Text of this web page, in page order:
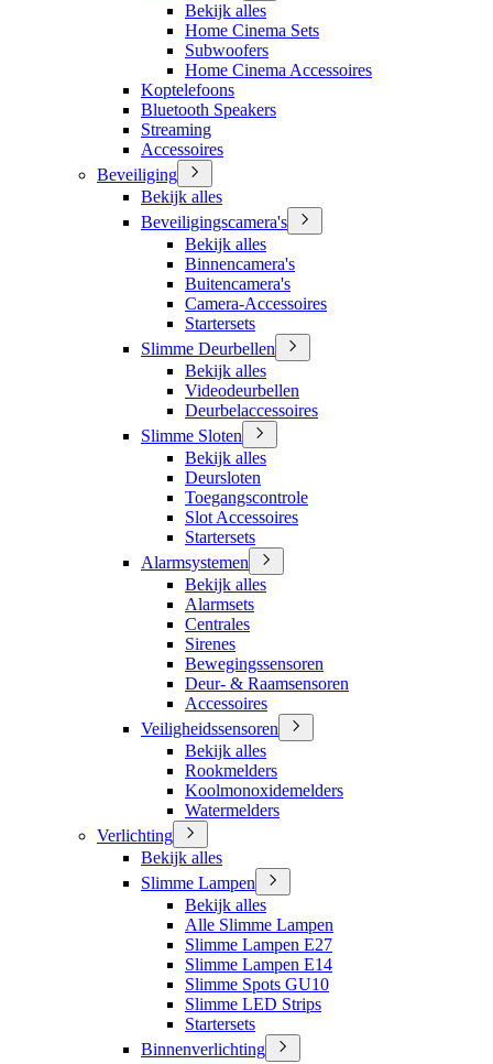
Bekijk alles
Home Cinema Sets
Subwoofers
Home Cinema Accessoires
Koptelefoons
Bluetooth Speakers
Streaming
Accessoires
Beveiliging
Bekijk alles
Beveiligingscamera's
Bekijk alles
Binnencamera's
Buitencamera's
Camera-Accessoires
Startersets
Slimme Deurbellen
Bekijk alles
Videodeurbellen
Deurbelaccessoires
Slimme Sloten
Bekijk alles
Deursloten
Toegangscontrole
Slot Accessoires
Startersets
Alarmsystemen
Bekijk alles
Alarmsets
Centrales
Sirenes
Bewegingssensoren
Deur- & Raamsensoren
Accessoires
Veiligheidssensoren
Bekijk alles
Rookmelders
Koolmonoxidemelders
Watermelders
Verlichting
Bekijk alles
Slimme Lampen
Bekijk alles
Alle Slimme Lampen
Slimme Lampen E27
Slimme Lampen E14
Slimme Spots GU10
Slimme LED Strips
Startersets
Binnenverlichting